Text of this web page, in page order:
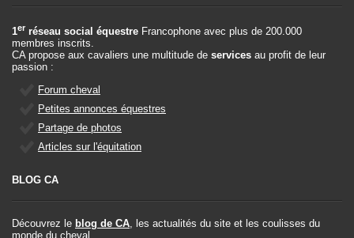
1er réseau social équestre Francophone avec plus de 200.000
membres inscrits.
CA propose aux cavaliers une multitude de services au profit de leur
passion :
Forum cheval
Petites annonces équestres
Partage de photos
Articles sur l'équitation
BLOG CA
Découvrez le blog de CA, les actualités du site et les coulisses du
monde du cheval.